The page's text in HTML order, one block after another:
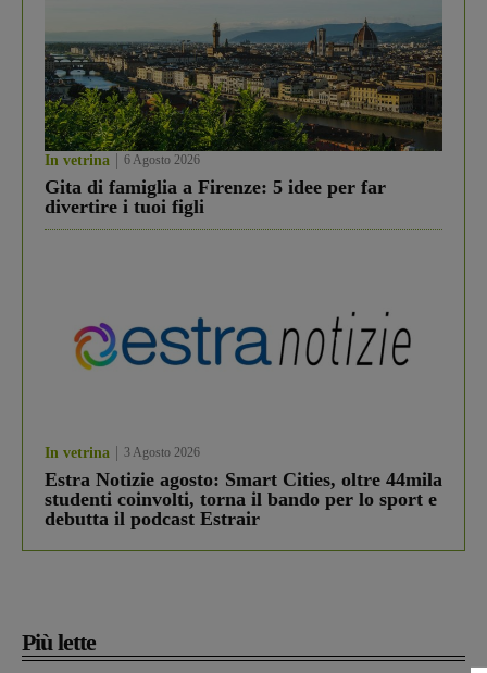
In vetrina 6 Agosto 2026
Gita di famiglia a Firenze: 5 idee per far
divertire i tuoi figli
In vetrina 3 Agosto 2026
Estra Notizie agosto: Smart Cities, oltre 44mila
studenti coinvolti, torna il bando per lo sport e
debutta il podcast Estrair
Più lette